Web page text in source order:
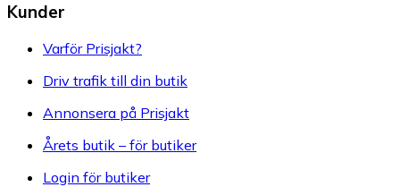
Kunder
Varför Prisjakt?
Driv trafik till din butik
Annonsera på Prisjakt
Årets butik – för butiker
Login för butiker